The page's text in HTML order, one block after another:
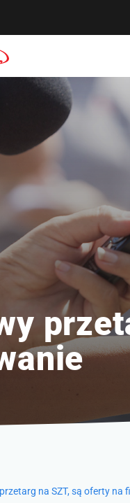
na SZT, są oferty na